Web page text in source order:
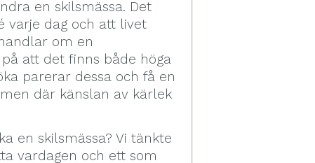
en skilsmässa. Det
varje dag och att livet
om en
att det finns både höga
parerar dessa och få en
där känslan av kärlek
en skilsmässa? Vi tänkte
vardagen och ett som